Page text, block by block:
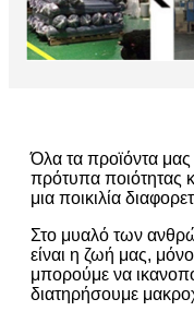
Όλα τα προϊόντα
πρότυπα ποιότητας
μια ποικιλία
Στο μυαλό των
είναι η ζωή μας,
μπορούμε να
διατηρήσουμε